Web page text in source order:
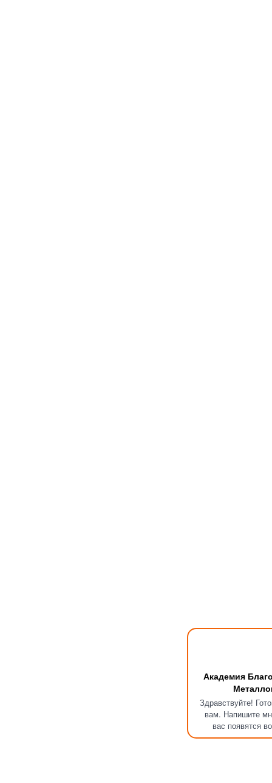
Академия
Здравствуйте!
вам. Напишите
вас появятся